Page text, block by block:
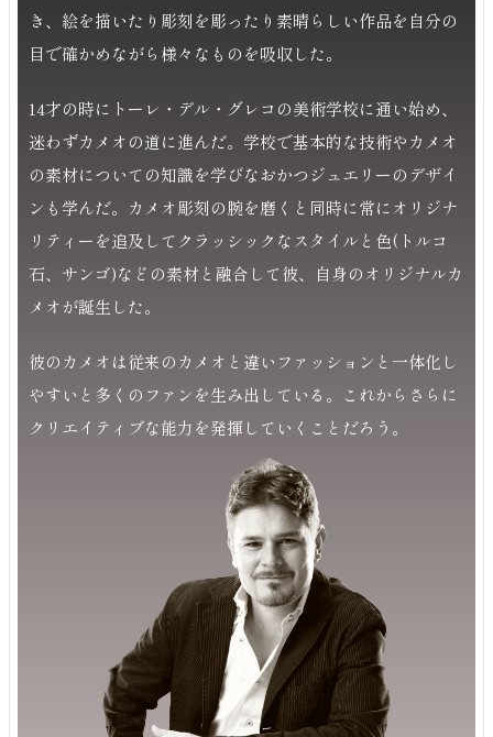
き、絵を描いたり彫刻を彫ったり素晴らしい作品を自分の
目で確かめながら様々なものを吸収した。
14才の時にトーレ・デル・グレコの美術学校に通い始め、
迷わずカメオの道に進んだ。学校で基本的な技術やカメオ
の素材についての知識を学びなおかつジュエリーのデザイ
ンも学んだ。カメオ彫刻の腕を磨くと同時に常にオリジナ
リティーを追及してクラッシックなスタイルと色(トルコ
石、サンゴ)などの素材と融合して彼、自身のオリジナルカ
メオが誕生した。
彼のカメオは従来のカメオと違いファッションと一体化し
やすいと多くのファンを生み出している。これからさらに
クリエイティブな能力を発揮していくことだろう。